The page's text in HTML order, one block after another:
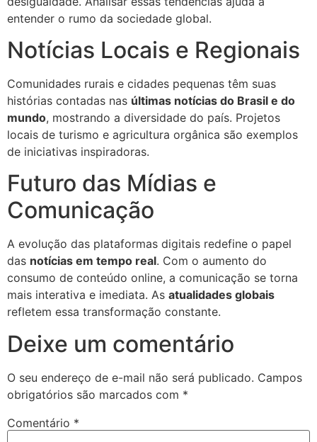
entender o rumo da sociedade global.
Notícias Locais e Regionais
Comunidades rurais e cidades pequenas têm suas
histórias contadas nas últimas notícias do Brasil e do
mundo, mostrando a diversidade do país. Projetos
locais de turismo e agricultura orgânica são exemplos
de iniciativas inspiradoras.
Futuro das Mídias e
Comunicação
A evolução das plataformas digitais redefine o papel
das notícias em tempo real. Com o aumento do
consumo de conteúdo online, a comunicação se torna
mais interativa e imediata. As atualidades globais
refletem essa transformação constante.
Deixe um comentário
O seu endereço de e-mail não será publicado. Campos
obrigatórios são marcados com *
Comentário *